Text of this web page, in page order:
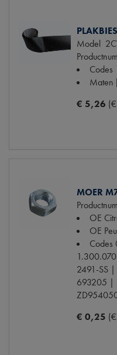
Model
Codes
Maten
€ 5,26
MOER
OE
OE
Codes
2491-SS
693205 |
€ 0,25